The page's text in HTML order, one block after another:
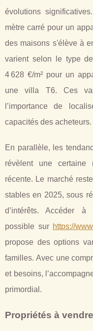
évolutions
mètre carré pour un
des maisons s'élève à
varient selon le type
4 628 €/m² pour un
une villa T6. Ces
l’importance de
capacités des acheteurs.
En parallèle, les
révèlent une certaine
récente. Le marché
stables en 2025, sous
d’intérêts. Accéder
possible sur https://
propose des options
familles. Avec une
et besoins,
primordial.
Propriétés à